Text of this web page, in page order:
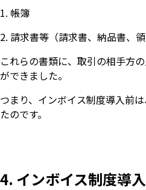
帳簿
請求書等（請求書、納品書、領
これらの書類に、取引の相手方
ができました。
つまり、インボイス制度導入前
たのです。
4. インボイス制度導